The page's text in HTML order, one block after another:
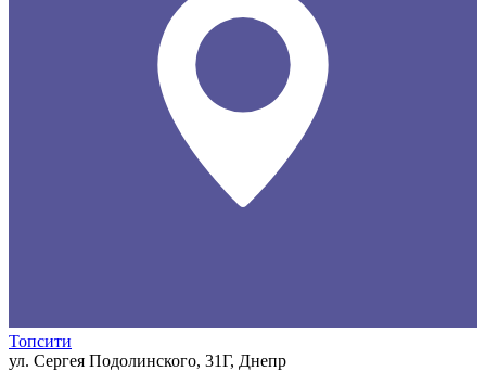
Топсити
ул. Сергея Подолинского, 31Г, Днепр